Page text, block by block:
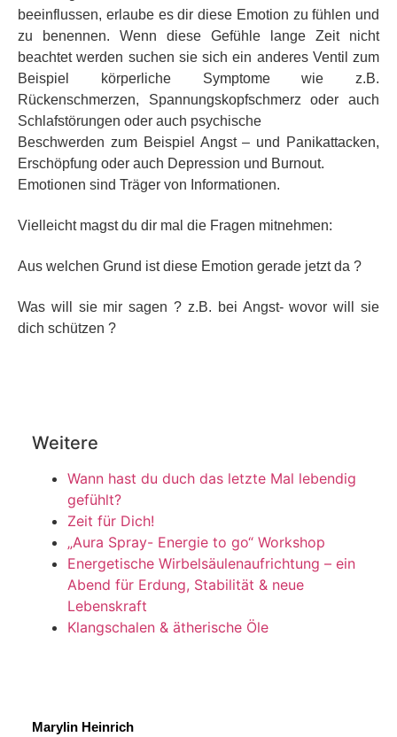
beeinflussen, erlaube es dir diese Emotion zu fühlen und
zu benennen. Wenn diese Gefühle lange Zeit nicht
beachtet werden suchen sie sich ein anderes Ventil zum
Beispiel körperliche Symptome wie z.B.
Rückenschmerzen, Spannungskopfschmerz oder auch
Schlafstörungen oder auch psychische
Beschwerden zum Beispiel Angst – und Panikattacken,
Erschöpfung oder auch Depression und Burnout.
Emotionen sind Träger von Informationen.
Vielleicht magst du dir mal die Fragen mitnehmen:
Aus welchen Grund ist diese Emotion gerade jetzt da ?
Was will sie mir sagen ? z.B. bei Angst- wovor will sie
dich schützen ?
Weitere
Wann hast du duch das letzte Mal lebendig
gefühlt?
Zeit für Dich!
„Aura Spray- Energie to go“ Workshop
Energetische Wirbelsäulenaufrichtung – ein
Abend für Erdung, Stabilität & neue
Lebenskraft
Klangschalen & ätherische Öle
Marylin Heinrich